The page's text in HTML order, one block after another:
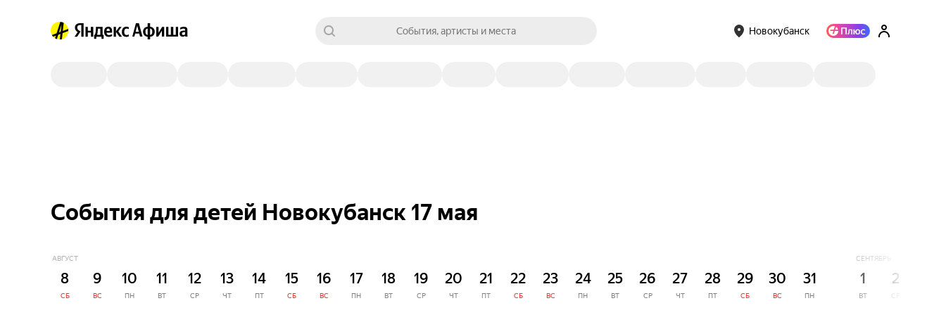
События, артисты и места Новокубанск
События для детей Новокубанск 17 мая
АВГУСТ
8
СБ
9
ВС
10
ПН
11
ВТ
12
СР
13
ЧТ
14
ПТ
15
СБ
16
ВС
17
ПН
18
ВТ
19
СР
20
ЧТ
21
ПТ
22
СБ
23
ВС
24
ПН
25
ВТ
26
СР
27
ЧТ
28
ПТ
29
СБ
30
ВС
31
ПН
СЕНТЯБРЬ
1
ВТ
2